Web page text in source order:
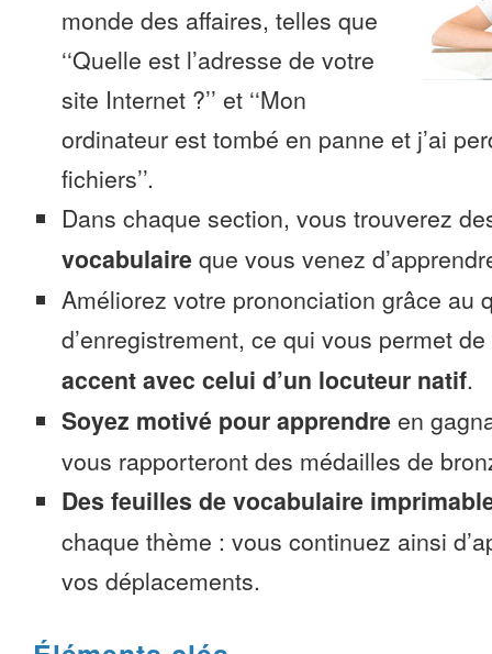
monde des affaires, telles que
‘‘Quelle est l’adresse de votre
site Internet ?’’ et ‘‘Mon
ordinateur est tombé en panne et j’ai
fichiers’’.
Dans chaque section, vous trouverez
vocabulaire que vous venez
Améliorez votre prononciation grâce au
d’enregistrement, ce qui vous permet de
accent avec celui d’un locuteur natif.
Soyez motivé pour apprendre en
vous rapporteront des médailles de
Des feuilles de vocabulaire
chaque thème : vous continuez ainsi
vos déplacements.